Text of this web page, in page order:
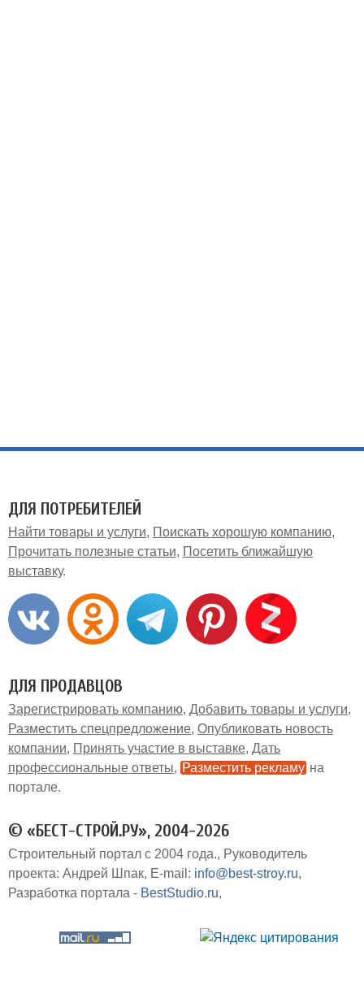
ДЛЯ ПОТРЕБИТЕЛЕЙ
Найти товары и услуги
Поискать хорошую компанию
Прочитать полезные статьи
Посетить ближайшую
выставку
ДЛЯ ПРОДАВЦОВ
Зарегистрировать компанию Добавить товары и услуги
Разместить спецпредложение Опубликовать новость
компании
Принять участие в выставке Дать
профессиональные ответы
Разместить рекламу на
портале
© «БЕСТ-СТРОЙ.РУ», 2004-2026
Строительный портал с 2004 года.
Руководитель
проекта: Андрей Шпак E-mail: info@best-stroy.ru
Разработка портала - BestStudio.ru